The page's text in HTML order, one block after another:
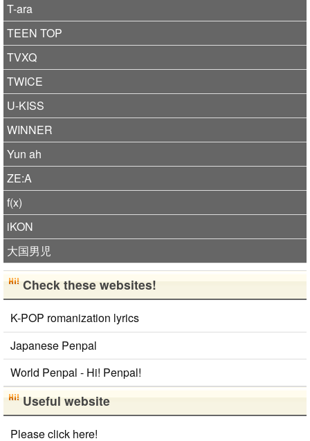
T-ara
TEEN TOP
TVXQ
TWICE
U-KISS
WINNER
Yun ah
ZE:A
f(x)
iKON
大国男児
Check these websites!
K-POP romanization lyrics
Japanese Penpal
World Penpal - Hi! Penpal!
Useful website
Please click here!